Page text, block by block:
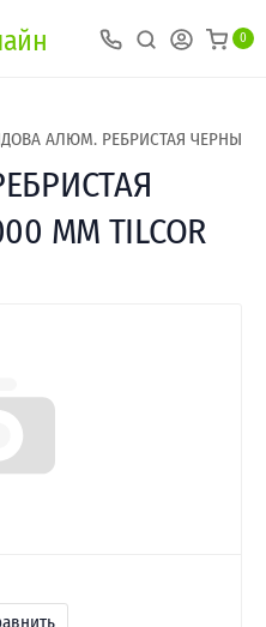
0
АЛЮМ. РЕБРИСТАЯ ЧЕРНЫЙ
ММ TILCOR